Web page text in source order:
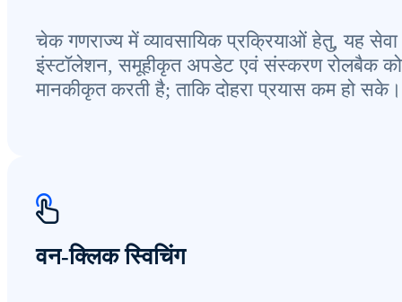
चेक गणराज्य में व्यावसायिक प्रक्रियाओं हेतु, यह
इंस्टॉलेशन, समूहीकृत अपडेट एवं संस्करण रोलबैक को
मानकीकृत करती है; ताकि दोहरा प्रयास कम हो सके।
वन-क्लिक स्विचिंग